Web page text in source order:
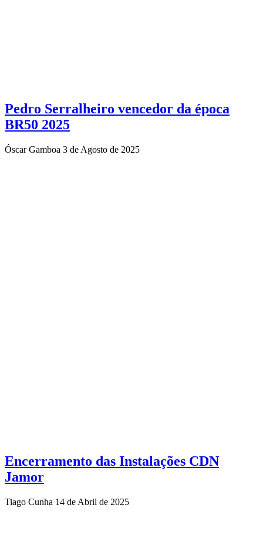
Pedro Serralheiro vencedor da época
BR50 2025
Óscar Gamboa 3 de Agosto de 2025
Encerramento das Instalações CDN
Jamor
Tiago Cunha 14 de Abril de 2025